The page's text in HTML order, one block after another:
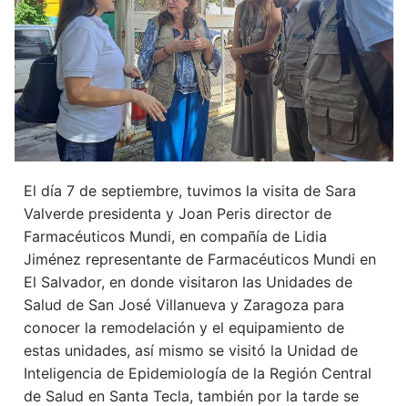
El día 7 de septiembre, tuvimos la visita de Sara
Valverde presidenta y Joan Peris director de
Farmacéuticos Mundi, en compañía de Lidia
Jiménez representante de Farmacéuticos Mundi en
El Salvador, en donde visitaron las Unidades de
Salud de San José Villanueva y Zaragoza para
conocer la remodelación y el equipamiento de
estas unidades, así mismo se visitó la Unidad de
Inteligencia de Epidemiología de la Región Central
de Salud en Santa Tecla, también por la tarde se